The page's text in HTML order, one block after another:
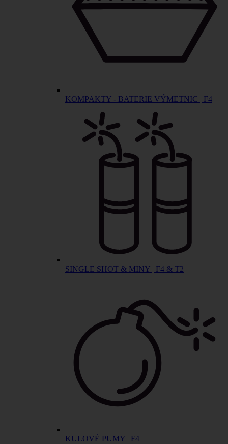
KOMPAKTY - BATERIE VÝMETNIC | F4
SINGLE SHOT & MINY | F4 & T2
KULOVÉ PUMY | F4